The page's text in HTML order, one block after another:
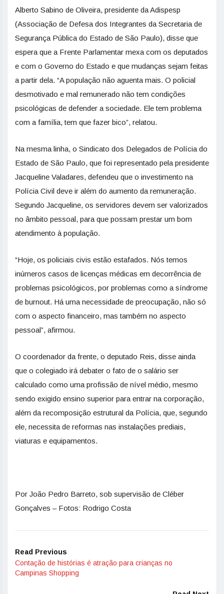
Alberto Sabino de Oliveira, presidente da Adispesp
(Associação de Defesa dos Integrantes da Secretaria de
Segurança Pública do Estado de São Paulo), disse que
espera que a Frente Parlamentar mexa com os deputados
e com o Governo do Estado e que mudanças sejam feitas
a partir dela. “A população não aguenta mais. O policial
desmotivado e mal remunerado não tem condições
psicológicas de defender a sociedade. Ele tem problema
com a família, tem que fazer bico”, relatou.
Na mesma linha, o Sindicato dos Delegados de Polícia do
Estado de São Paulo, que foi representado pela presidente
Jacqueline Valadares, defendeu que o investimento na
Polícia Civil deve ir além do aumento da remuneração.
Segundo Jacqueline, os servidores devem ser valorizados
no âmbito pessoal, para que possam prestar um bom
atendimento à população.
“Hoje, os policiais civis estão estafados. Nós temos
inúmeros casos de licenças médicas em decorrência de
problemas psicológicos, por problemas como a síndrome
de burnout. Há uma necessidade de preocupação, não só
com o aspecto financeiro, mas também no aspecto
pessoal”, afirmou.
O coordenador da frente, o deputado Reis, disse ainda
que o colegiado irá debater o fato de o salário ser
calculado como uma profissão de nível médio, mesmo
sendo exigido ensino superior para entrar na corporação,
além da recomposição estrutural da Polícia, que, segundo
ele, necessita de reformas nas instalações prediais,
viaturas e equipamentos.
Por João Pedro Barreto, sob supervisão de Cléber
Gonçalves – Fotos: Rodrigo Costa
Read Previous
Contação de histórias é atração para crianças no
Campinas Shopping